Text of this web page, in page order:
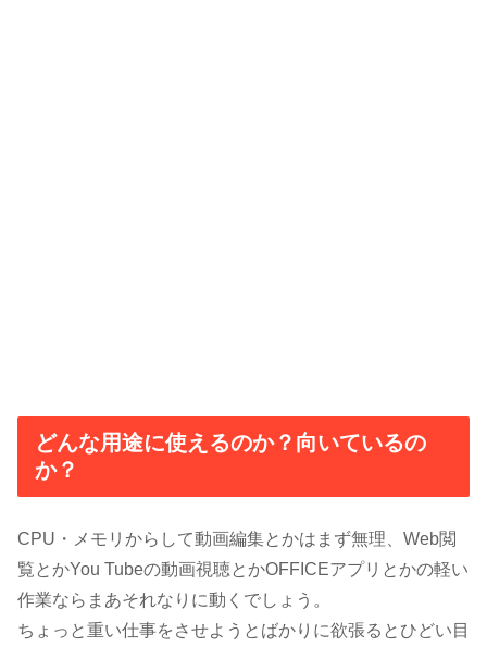
どんな用途に使えるのか？向いているの
か？
CPU・メモリからして動画編集とかはまず無理、Web閲
覧とかYou Tubeの動画視聴とかOFFICEアプリとかの軽い
作業ならまあそれなりに動くでしょう。
ちょっと重い仕事をさせようとばかりに欲張るとひどい目